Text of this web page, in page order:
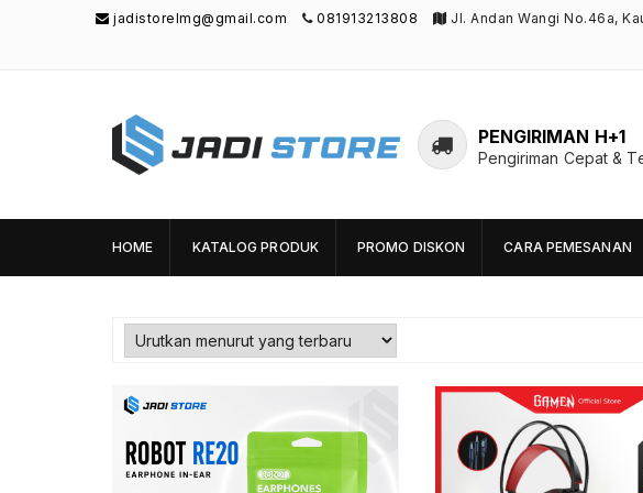
jadistorelmg@gmail.com 081913213808 Jl. Andan Wangi No.46a,
Jadi Store
Unik di Lamongan
PENGIRIMAN H+1
Pengiriman Cepat &
HOME KATALOG PRODUK PROMO DISKON CARA PEMESANAN